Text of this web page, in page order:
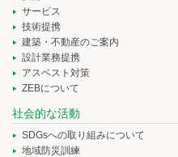
サービス
技術提携
建築・不動産のご案内
設計業務提携
アスベスト対策
ZEBについて
社会的な活動
SDGsへの取り組みについて
地域防災訓練